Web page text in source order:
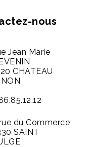
nous
Jean Marie
CHATEAU
du Commerce
SAINT